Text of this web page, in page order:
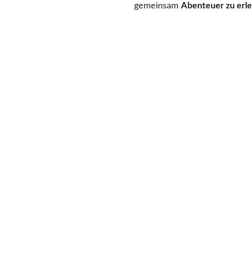
gemeinsam Abenteuer zu